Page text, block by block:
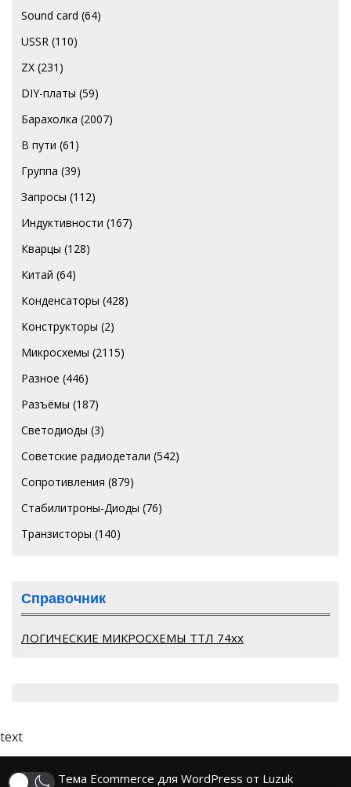
Sound card (64)
USSR (110)
ZX (231)
DIY-платы (59)
Барахолка (2007)
В пути (61)
Группа (39)
Запросы (112)
Индуктивности (167)
Кварцы (128)
Китай (64)
Конденсаторы (428)
Конструкторы (2)
Микросхемы (2115)
Разное (446)
Разъёмы (187)
Светодиоды (3)
Советские радиодетали (542)
Сопротивления (879)
Стабилитроны-Диоды (76)
Транзисторы (140)
Справочник
ЛОГИЧЕСКИЕ МИКРОСХЕМЫ ТТЛ 74хх
text
Тема Ecommerce для WordPress от Luzuk